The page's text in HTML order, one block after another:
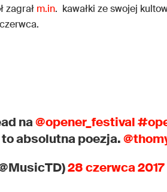
zagrał m.in. kawałki ze swojej
na@opener_festival
absolutna poezja.
28 czerwca 2017